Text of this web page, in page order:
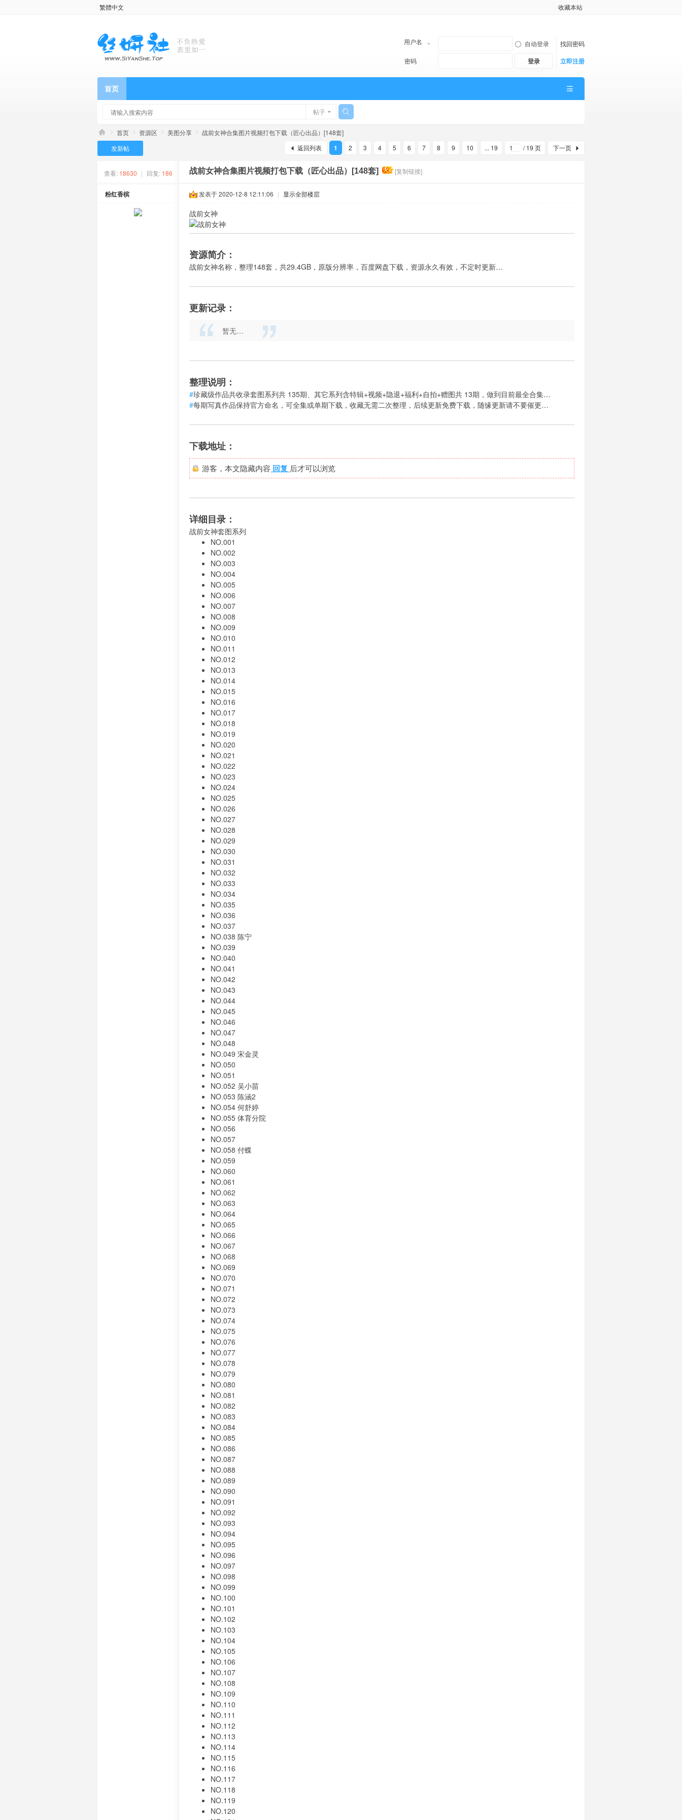
繁體中文 收藏本站
用户名 自动登录
找回密码
密码
登录 立即注册
首页
帖子
首页 资源区 美图分享 战前女神合集图片视频打包下载（匠心出品）[148套]
1 2 3 4 5 6 7 8 9 10 ... 19 / 19 页 下一页
返回列表
发新帖
查看: 18630 | 回复: 186 战前女神合集图片视频打包下载（匠心出品）[148套] [复制链接]
粉红香槟 发表于 2020-12-8 12:11:06 | 显示全部楼层
战前女神
资源简介：
战前女神名称，整理148套，共29.4GB，原版分辨率，百度网盘下载，资源永久有效，不定时更新…
更新记录：
暂无…
整理说明：
#珍藏级作品共收录套图系列共 135期、其它系列含特辑+视频+隐退+福利+自拍+赠图共 13期，做到目前最全合集…
#每期写真作品保持官方命名，可全集或单期下载，收藏无需二次整理，后续更新免费下载，随缘更新请不要催更…
下载地址：
游客，本文隐藏内容 回复 后才可以浏览
详细目录：
战前女神套图系列
NO.001
NO.002
NO.003
NO.004
NO.005
NO.006
NO.007
NO.008
NO.009
NO.010
NO.011
NO.012
NO.013
NO.014
NO.015
NO.016
NO.017
NO.018
NO.019
NO.020
NO.021
NO.022
NO.023
NO.024
NO.025
NO.026
NO.027
NO.028
NO.029
NO.030
NO.031
NO.032
NO.033
NO.034
NO.035
NO.036
NO.037
NO.038 陈宁
NO.039
NO.040
NO.041
NO.042
NO.043
NO.044
NO.045
NO.046
NO.047
NO.048
NO.049 宋金灵
NO.050
NO.051
NO.052 吴小苗
NO.053 陈涵2
NO.054 何舒婷
NO.055 体育分院
NO.056
NO.057
NO.058 付蝶
NO.059
NO.060
NO.061
NO.062
NO.063
NO.064
NO.065
NO.066
NO.067
NO.068
NO.069
NO.070
NO.071
NO.072
NO.073
NO.074
NO.075
NO.076
NO.077
NO.078
NO.079
NO.080
NO.081
NO.082
NO.083
NO.084
NO.085
NO.086
NO.087
NO.088
NO.089
NO.090
NO.091
NO.092
NO.093
NO.094
NO.095
NO.096
NO.097
NO.098
NO.099
NO.100
NO.101
NO.102
NO.103
NO.104
NO.105
NO.106
NO.107
NO.108
NO.109
NO.110
NO.111
NO.112
NO.113
NO.114
NO.115
NO.116
NO.117
NO.118
NO.119
NO.120